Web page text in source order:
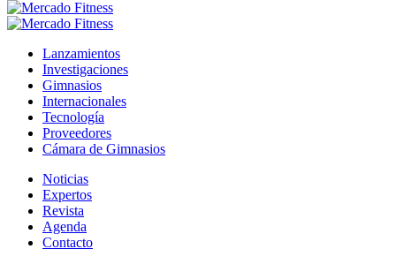
Lanzamientos
Investigaciones
Gimnasios
Internacionales
Tecnología
Proveedores
Cámara de Gimnasios
Noticias
Expertos
Revista
Agenda
Contacto